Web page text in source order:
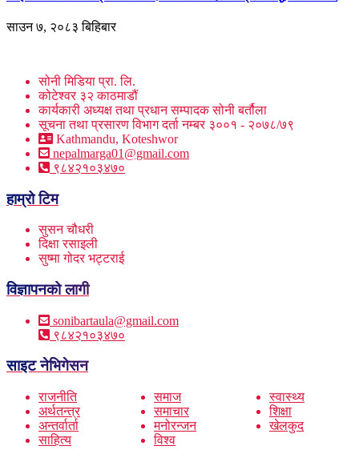
साउन ७, २०८३ बिहिबार
सोनी मिडिया प्रा. लि.
कोटेश्वर ३२ काठमाडौं
कार्यकारी अध्यक्ष तथा प्रधान सम्पादक सोनी बर्तौला
सूचना तथा प्रसारण विभाग दर्ता नम्बर ३००१ - २०७८/७९
Kathmandu, Koteshwor
nepalmarga01@gmail.com
९८४२१०३४७०
हाम्रो टिम
सुसन चौधरी
दिक्षा रसाइली
सुष्मा गोदर भट्टराई
विज्ञापनको लागी
sonibartaula@gmail.com
९८४२१०३४७०
साइट नेभिगेसन
राजनीति
अर्थतन्त्र
अन्तर्वार्ता
साहित्य
समाज
समाचार
मनोरन्जन
विश्व
स्वास्थ्य
शिक्षा
खेलकुद